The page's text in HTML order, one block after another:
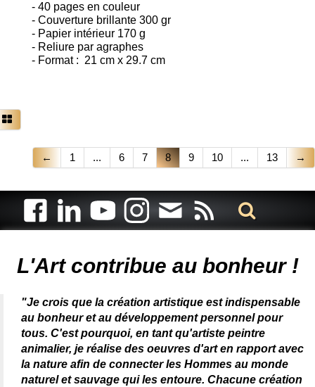
- 40 pages en couleur
- Couverture brillante 300 gr
- Papier intérieur 170 g
- Reliure par agraphes
- Format : 21 cm x 29.7 cm
← 1 ... 6 7 8 9 10 ... 13 →
L'Art contribue au bonheur !
"Je crois que la création artistique est indispensable
au bonheur et au développement personnel pour
tous. C'est pourquoi, en tant qu'artiste peintre
animalier, je réalise des oeuvres d'art en rapport avec
la nature afin de connecter les Hommes au monde
naturel et sauvage qui les entoure. Chacune création